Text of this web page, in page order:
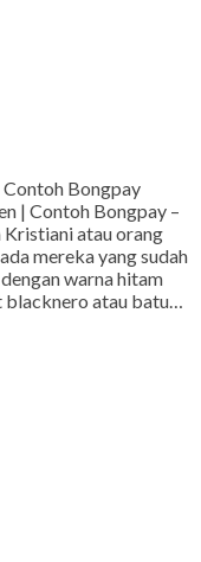
Bongpay
| Contoh Bongpay –
atau orang
mereka yang sudah
warna hitam
atau batu…